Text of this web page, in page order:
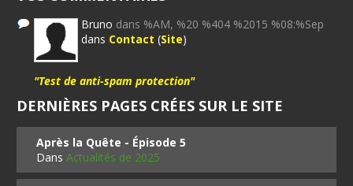
Bruno dans %AM, %20 %404 %2015 %08:%Sep
dans Contact (Site)
"Test de anti-spam protection"
DERNIÈRES PAGES CRÉES SUR LE SITE
Après la Quête - Épisode 5
DansActualités de 2025